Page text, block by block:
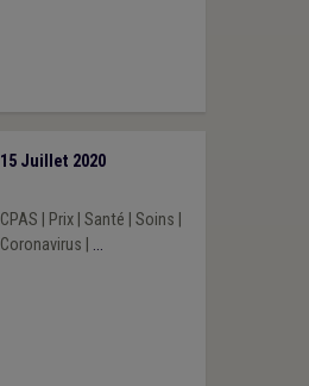
15 Juillet 2020
CPAS Prix| Santé Soins
Coronavirus
...